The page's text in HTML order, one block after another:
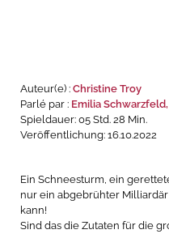
Auteur(e) : Christine Troy
Parlé par : Emilia Schwarzfeld,
Spieldauer: 05 Std. 28 Min.
Veröffentlichung: 16.10.2022
Ein Schneesturm, ein
nur ein abgebrühter
kann!
Sind das die Zutaten für die